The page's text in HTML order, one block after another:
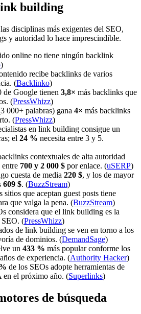
building
disciplinas más exigentes del SEO,
y autoridad lo hace imprescindible.
online no tiene ningún backlink
)
recibe backlinks de varios
(Backlinko)
de Google tienen 3,8× más backlinks que
(PressWhizz)
000+ palabras) gana 4× más backlinks
(PressWhizz)
en link building consigue un
el 24 % necesita entre 3 y 5.
contextuales de alta autoridad
entre 700 y 2 000 $ por enlace. (uSERP)
cuesta de media 220 $, y los de mayor
609 $. (BuzzStream)
sitios que aceptan guest posts tiene
que valga la pena. (BuzzStream)
considera que el link building es la
SEO. (PressWhizz)
de link building se ven en torno a los
de dominios. (DemandSage)
un 433 % más popular conforme los
de experiencia. (Authority Hacker)
de los SEOs adopte herramientas de
el próximo año. (Superlinks)
de búsqueda